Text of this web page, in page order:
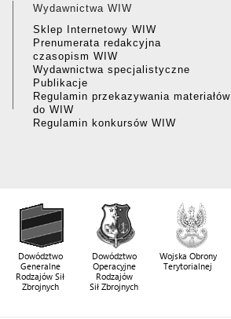
Wydawnictwa WIW
Sklep Internetowy WIW
Prenumerata redakcyjna
czasopism WIW
Wydawnictwa specjalistyczne
Publikacje
Regulamin przekazywania materiałów
do WIW
Regulamin konkursów WIW
Dowództwo
Generalne
Rodzajów Sił
Zbrojnych
Dowództwo
Operacyjne
Rodzajów
Sił Zbrojnych
Wojska Obrony
Terytorialnej